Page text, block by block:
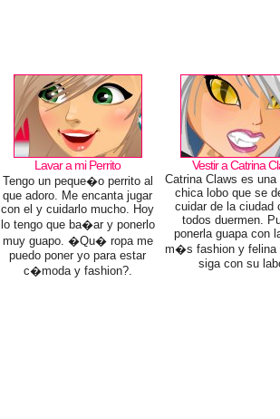
Lavar a mi Perrito
Tengo un peque�o perrito al
que adoro. Me encanta jugar
con el y cuidarlo mucho. Hoy
lo tengo que ba�ar y ponerlo
muy guapo. �Qu� ropa me
puedo poner yo para estar
c�moda y fashion?.
Vestir a Catrina
Catrina Claws es una
chica lobo que se
cuidar de la ciudad
todos duermen.
ponerla guapa con
m�s fashion y felina
siga con su